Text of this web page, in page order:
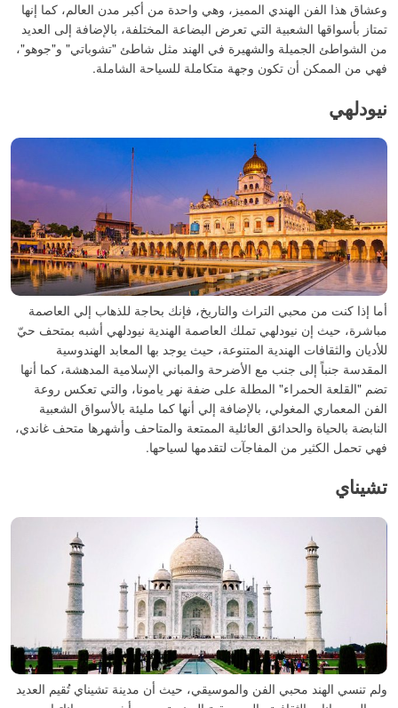
وعشاق هذا الفن الهندي المميز، وهي واحدة من أكبر مدن العالم، كما إنها
تمتاز بأسواقها الشعبية التي تعرض البضاعة المختلفة، بالإضافة إلى العديد
من الشواطئ الجميلة والشهيرة في الهند مثل شاطئ "تشوباتي" و"جوهو"،
فهي من الممكن أن تكون وجهة متكاملة للسياحة الشاملة.
نيودلهي
أما إذا كنت من محبي التراث والتاريخ، فإنك بحاجة للذهاب إلي العاصمة
مباشرة، حيث إن نيودلهي تملك العاصمة الهندية نيودلهي أشبه بمتحف حيّ
للأديان والثقافات الهندية المتنوعة، حيث يوجد بها المعابد الهندوسية
المقدسة جنباً إلى جنب مع الأضرحة والمباني الإسلامية المدهشة، كما أنها
تضم "القلعة الحمراء" المطلة على ضفة نهر يامونا، والتي تعكس روعة
الفن المعماري المغولي، بالإضافة إلي أنها كما مليئة بالأسواق الشعبية
النابضة بالحياة والحدائق العائلية الممتعة والمتاحف وأشهرها متحف غاندي،
فهي تحمل الكثير من المفاجآت لتقدمها لسياحها.
تشيناي
ولم تنسي الهند محبي الفن والموسيقي، حيث أن مدينة تشيناي تُقيم العديد